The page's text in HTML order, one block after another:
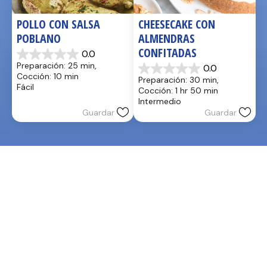
POLLO CON SALSA
POBLANO
0.0
0.0
de
5
estrellas.
Preparación: 25 min,
Cocción: 10 min
Fácil
Guardar
CHEESECAKE CON
ALMENDRAS
CONFITADAS
0.0
0.0
de
5
estrellas.
Preparación: 30 min,
Cocción: 1 hr 50 min
Intermedio
Guardar